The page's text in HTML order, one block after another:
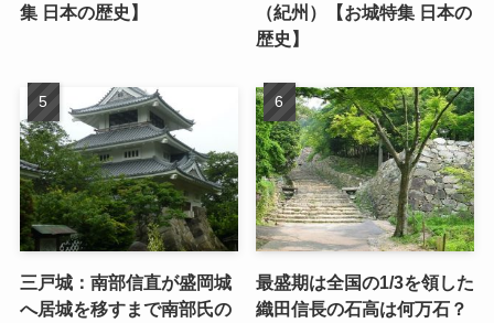
集 日本の歴史】
（紀州）【お城特集 日本の
歴史】
三戸城：南部信直が盛岡城
へ居城を移すまで南部氏の
最盛期は全国の1/3を領した
織田信長の石高は何万石？